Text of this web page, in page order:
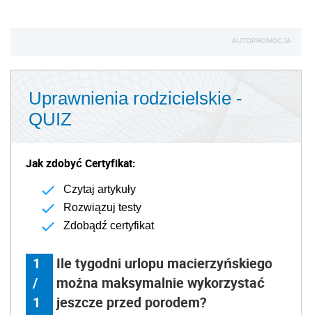
AUTOPROMOCJA
Uprawnienia rodzicielskie -
QUIZ
Jak zdobyć Certyfikat:
Czytaj artykuły
Rozwiązuj testy
Zdobądź certyfikat
1
/
1
Ile tygodni urlopu macierzyńskiego
można maksymalnie wykorzystać
jeszcze przed porodem?